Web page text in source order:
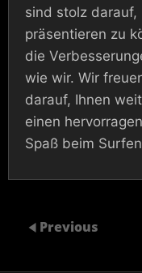
sind stolz darauf,
präsentieren zu
die
wie wir. Wir
darauf, Ihnen
einen
Spaß beim
Previous